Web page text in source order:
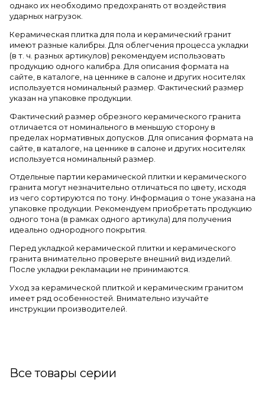
однако их необходимо предохранять от воздействия
ударных нагрузок.
Керамическая плитка для пола и керамический гранит
имеют разные калибры. Для облегчения процесса укладки
(в т. ч. разных артикулов) рекомендуем использовать
продукцию одного калибра. Для описания формата на
сайте, в каталоге, на ценнике в салоне и других носителях
используется номинальный размер. Фактический размер
указан на упаковке продукции.
Фактический размер обрезного керамического гранита
отличается от номинального в меньшую сторону в
пределах нормативных допусков. Для описания формата на
сайте, в каталоге, на ценнике в салоне и других носителях
используется номинальный размер.
Отдельные партии керамической плитки и керамического
гранита могут незначительно отличаться по цвету, исходя
из чего сортируются по тону. Информация о тоне указана на
упаковке продукции. Рекомендуем приобретать продукцию
одного тона (в рамках одного артикула) для получения
идеально однородного покрытия.
Перед укладкой керамической плитки и керамического
гранита внимательно проверьте внешний вид изделий.
После укладки рекламации не принимаются.
Уход за керамической плиткой и керамическим гранитом
имеет ряд особенностей. Внимательно изучайте
инструкции производителей.
Все товары серии